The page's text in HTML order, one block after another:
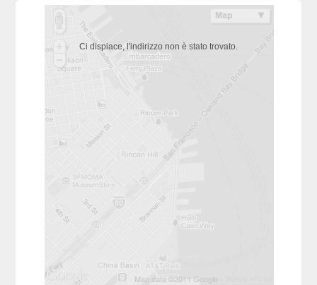
Ci dispiace, l'indirizzo non è stato trovato.